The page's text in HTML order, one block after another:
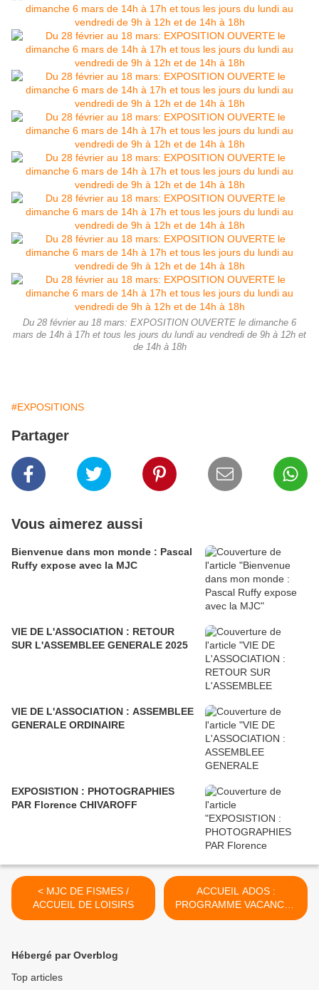
Du 28 février au 18 mars: EXPOSITION OUVERTE le dimanche 6
mars de 14h à 17h et tous les jours du lundi au vendredi de 9h à 12h et
de 14h à 18h
#EXPOSITIONS
Partager
Vous aimerez aussi
Bienvenue dans mon monde : Pascal
Ruffy expose avec la MJC
VIE DE L'ASSOCIATION : RETOUR
SUR L'ASSEMBLEE GENERALE 2025
VIE DE L'ASSOCIATION : ASSEMBLEE
GENERALE ORDINAIRE
EXPOSISTION : PHOTOGRAPHIES
PAR Florence CHIVAROFF
< MJC DE FISMES /
ACCUEIL DE LOISIRS
ACCUEIL ADOS :
PROGRAMME VACANCES
AVRIL 2022 >
Hébergé par Overblog
Top articles